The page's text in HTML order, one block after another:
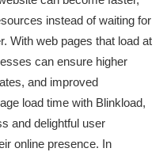
instead of waiting for
With web pages that load at
can ensure higher
and improved
load time with Blinkload,
and delightful user
online presence. In